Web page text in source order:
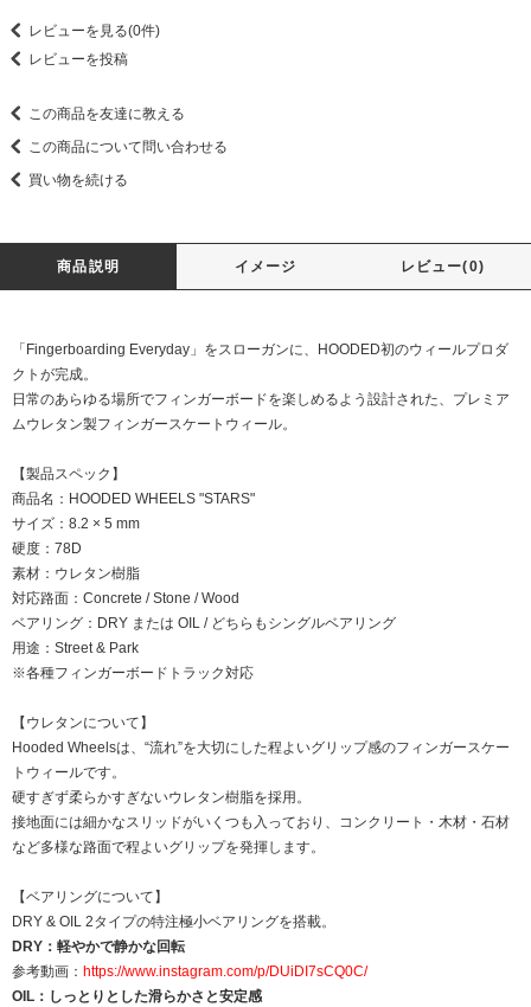
レビューを見る(0件)
レビューを投稿
この商品を友達に教える
この商品について問い合わせる
買い物を続ける
商品説明 イメージ レビュー(0)
「Fingerboarding Everyday」をスローガンに、HOODED初のウィールプロダ
クトが完成。
日常のあらゆる場所でフィンガーボードを楽しめるよう設計された、プレミア
ムウレタン製フィンガースケートウィール。
【製品スペック】
商品名：HOODED WHEELS "STARS"
サイズ：8.2 × 5 mm
硬度：78D
素材：ウレタン樹脂
対応路面：Concrete / Stone / Wood
ベアリング：DRY または OIL / どちらもシングルベアリング
用途：Street & Park
※各種フィンガーボードトラック対応
【ウレタンについて】
Hooded Wheelsは、“流れ”を大切にした程よいグリップ感のフィンガースケー
トウィールです。
硬すぎず柔らかすぎないウレタン樹脂を採用。
接地面には細かなスリッドがいくつも入っており、コンクリート・木材・石材
など多様な路面で程よいグリップを発揮します。
【ベアリングについて】
DRY & OIL 2タイプの特注極小ベアリングを搭載。
DRY：軽やかで静かな回転
参考動画： https://www.instagram.com/p/DUiDI7sCQ0C/
OIL：しっとりとした滑らかさと安定感